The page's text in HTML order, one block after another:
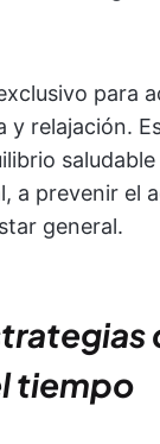
para
y relajación.
a prevenir el
general.
tiempo